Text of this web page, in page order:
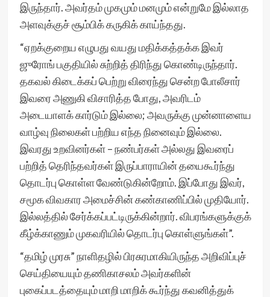
இருந்தார். அவர்தம் முகமும் மனமும் என்றுமே இல்லாத
அளவுக்குச் சூம்பிக் கருகிக் காய்ந்தது.
“ஏறக்குறைய எழுபது வயது மதிக்கத்தக்க இவர்
ஜுரோங் பகுதியில் சுற்றித் திரிந்து கொண்டிருந்தார்.
தகவல் கிடைக்கப் பெற்று விரைந்து சென்ற போலீசார்
இவரை அணுகி விசாரித்த போது, அவரிடம்
அடையாளக் கார்டும் இல்லை; அவருக்கு முன்னாளைய
வாழ்வு நிலைகள் பற்றிய எந்த நினைவும் இல்லை.
இவரது உறவினர்கள் – நண்பர்கள் அல்லது இவரைப்
பற்றித் தெரிந்தவர்கள் இருப்பாராயின் தயைகூர்ந்து
தொடர்பு கொள்ள வேண்டுகின்றோம். இப்போது இவர்,
சமூக விவகார அமைச்சின் கண்காணிப்பில் முதியோர்.
இல்லத்தில் சேர்க்கப்பட்டிருக்கின்றார். விபரங்களுக்குக்
கீழ்க்காணும் முகவரியில் தொடர்பு கொள்ளுங்கள்”.
“தமிழ் முரசு” நாளிதழில் பிரசுரமாகியிருந்த அறிவிப்புச்
செய்தியையும் தணிகாசலம் அவர்களின்
புகைப்படத்தையும் மாறி மாறிக் கூர்ந்து கவனித்துக்